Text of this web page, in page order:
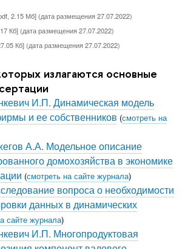
2.15 Мб] (дата размещения 27.07.2022)
Кб] (дата размещения 27.07.2022)
Кб] (дата размещения 27.07.2022)
излагаются основные
И.П. Динамическая модель
и ее собственников (смотреть на
А.А. Модельное описание
домохозяйства в экономике
(смотреть на сайте журнала)
вопроса о необходимости
данных в динамических
сайте журнала)
И.П. Многопродуктовая